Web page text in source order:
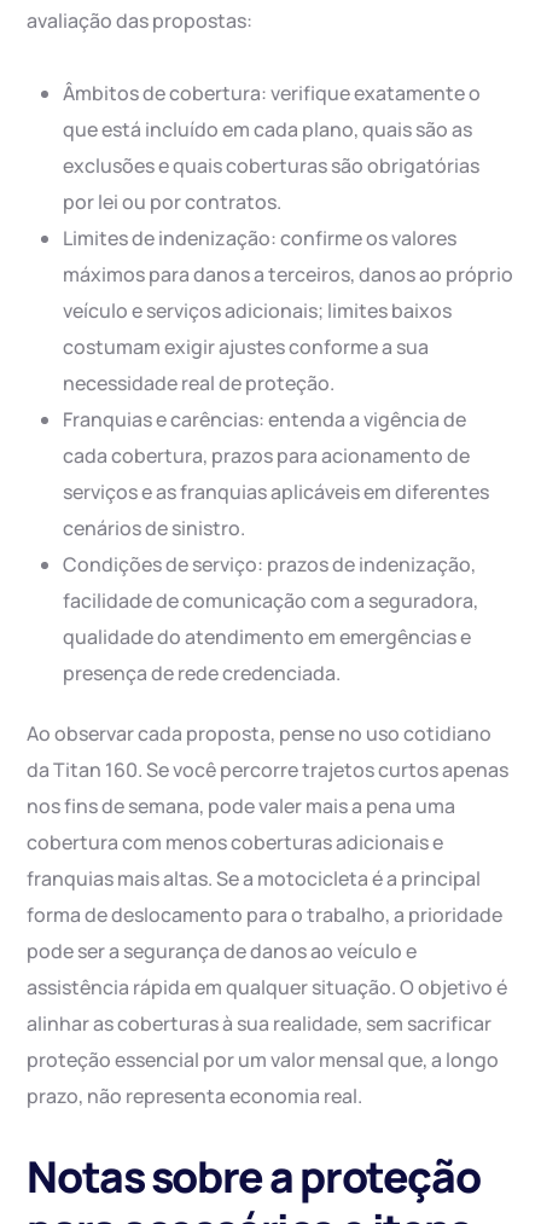
avaliação das propostas:
Âmbitos de cobertura: verifique exatamente o
que está incluído em cada plano, quais são as
exclusões e quais coberturas são obrigatórias
por lei ou por contratos.
Limites de indenização: confirme os valores
máximos para danos a terceiros, danos ao próprio
veículo e serviços adicionais; limites baixos
costumam exigir ajustes conforme a sua
necessidade real de proteção.
Franquias e carências: entenda a vigência de
cada cobertura, prazos para acionamento de
serviços e as franquias aplicáveis em diferentes
cenários de sinistro.
Condições de serviço: prazos de indenização,
facilidade de comunicação com a seguradora,
qualidade do atendimento em emergências e
presença de rede credenciada.
Ao observar cada proposta, pense no uso cotidiano
da Titan 160. Se você percorre trajetos curtos apenas
nos fins de semana, pode valer mais a pena uma
cobertura com menos coberturas adicionais e
franquias mais altas. Se a motocicleta é a principal
forma de deslocamento para o trabalho, a prioridade
pode ser a segurança de danos ao veículo e
assistência rápida em qualquer situação. O objetivo é
alinhar as coberturas à sua realidade, sem sacrificar
proteção essencial por um valor mensal que, a longo
prazo, não representa economia real.
Notas sobre a proteção